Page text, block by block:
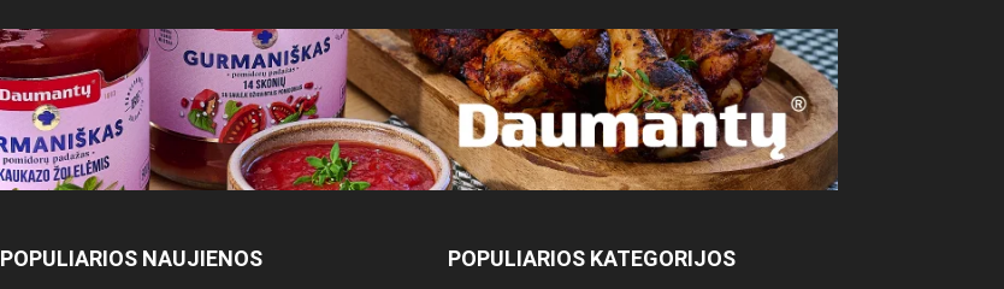
POPULIARIOS NAUJIENOS POPULIARIOS KATEGORIJOS